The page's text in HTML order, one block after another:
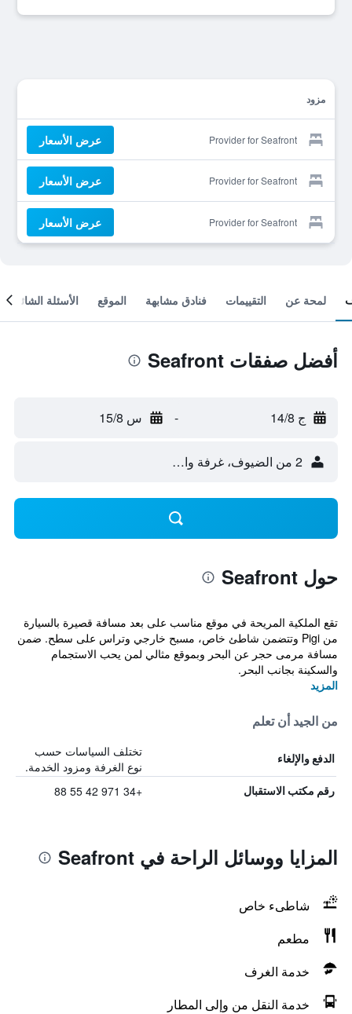
مزود
Provider for Seafront عرض الأسعار
Provider for Seafront عرض الأسعار
Provider for Seafront عرض الأسعار
لمحة عن التقييمات فنادق مشابهة الموقع الأسئلة الشائعة
أفضل صفقات Seafront
ج 14/8 - س 15/8
2 من الضيوف، غرفة واحدة
حول Seafront
تقع الملكية المريحة في موقع مناسب على بعد مسافة قصيرة بالسيارة
من Pigi وتتضمن شاطئ خاص، مسبح خارجي وتراس على سطح. ضمن
مسافة مرمى حجر عن البحر وبموقع مثالي لمن يحب الاستجمام
والسكينة بجانب البحر.
المزيد
من الجيد أن تعلم
الدفع والإلغاء
تختلف السياسات حسب
نوع الغرفة ومزود الخدمة.
رقم مكتب الاستقبال +34 971 42 55 88
المزايا ووسائل الراحة في Seafront
شاطىء خاص
مطعم
خدمة الغرف
خدمة النقل من وإلى المطار